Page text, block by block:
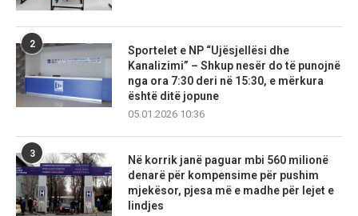
2
Sportelet e NP “Ujësjellësi dhe
Kanalizimi” – Shkup nesër do të punojnë
nga ora 7:30 deri në 15:30, e mërkura
është ditë jopune
05.01.2026 10:36
3
Në korrik janë paguar mbi 560 milionë
denarë për kompensime për pushim
mjekësor, pjesa më e madhe për lejet e
lindjes